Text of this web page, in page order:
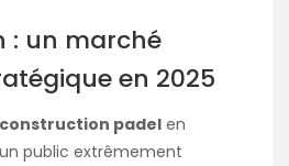
: un marché
en 2025
construction padel en
un public extrêmement